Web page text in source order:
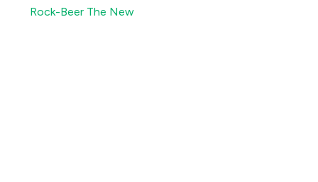
Rock-Beer The New